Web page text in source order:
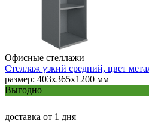
Офисные стеллажи
Стеллаж узкий средний, цвет
размер: 403х365х1200 мм
Выгодно
доставка от 1 дня